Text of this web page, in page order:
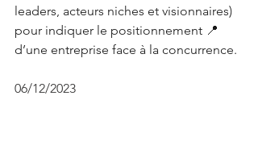
leaders, acteurs niches et visionnaires)
pour indiquer le positionnement 📍
d’une entreprise face à la concurrence.
06/12/2023